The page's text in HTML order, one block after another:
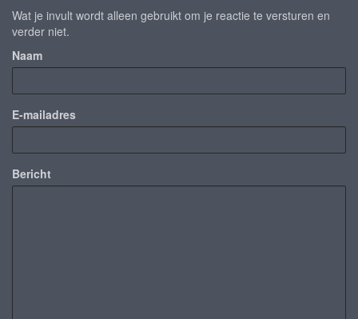
Wat je invult wordt alleen gebruikt om je reactie te versturen en
verder niet.
Naam
E-mailadres
Bericht